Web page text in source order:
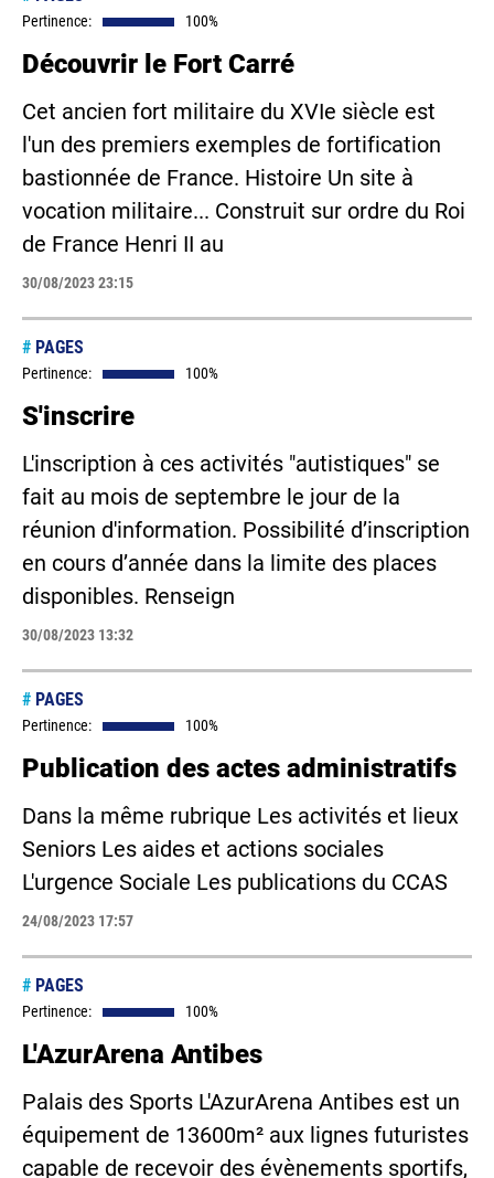
Pertinence: 100%
Découvrir le Fort Carré
Cet ancien fort militaire du XVIe siècle est
l'un des premiers exemples de fortification
bastionnée de France. Histoire Un site à
vocation militaire... Construit sur ordre du Roi
de France Henri II au
30/08/2023 23:15
# PAGES
Pertinence: 100%
S'inscrire
L'inscription à ces activités "autistiques" se
fait au mois de septembre le jour de la
réunion d'information. Possibilité d’inscription
en cours d’année dans la limite des places
disponibles. Renseign
30/08/2023 13:32
# PAGES
Pertinence: 100%
Publication des actes administratifs
Dans la même rubrique Les activités et lieux
Seniors Les aides et actions sociales
L'urgence Sociale Les publications du CCAS
24/08/2023 17:57
# PAGES
Pertinence: 100%
L'AzurArena Antibes
Palais des Sports L'AzurArena Antibes est un
équipement de 13600m² aux lignes futuristes
capable de recevoir des évènements sportifs,